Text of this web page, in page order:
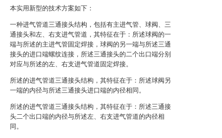
本实用新型的技术方案如下：
一种进气管道三通接头结构，包括有主进气管、球阀、三
通接头和左、右支进气管道，其特征在于：所述球阀的一
端与所述的主进气管固定焊接，球阀的另一端与所述三通
接头的进口端螺纹连接，所述三通接头的二个出口端分别
对应与所述的左、右支进气管道固定焊接。
所述的进气管道三通接头结构，其特征在于：所述球阀另
一端的内径与所述三通接头进口端的内径相同。
所述的进气管道三通接头结构，其特征在于：所述三通接
头二个出口端的内径与所述左、右支进气管道的内径相
同。